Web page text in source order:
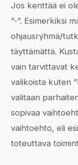
Jos kenttää ei
”-”. Esimerkiksi
ohjausryhmä/
täyttämättä.
vain tarvittavat
valikoista kuten
valitaan
sopivaa
vaihtoehto, eli
toteuttava